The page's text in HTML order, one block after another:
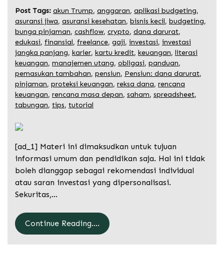
Post Tags: akun Trump, anggaran, aplikasi budgeting,
asuransi jiwa, asuransi kesehatan, bisnis kecil, budgeting,
bunga pinjaman, cashflow, crypto, dana darurat,
edukasi, finansial, freelance, gaji, investasi, investasi
jangka panjang, karier, kartu kredit, keuangan, literasi
keuangan, manajemen utang, obligasi, panduan,
pemasukan tambahan, pensiun, Pensiun: dana darurat,
pinjaman, proteksi keuangan, reksa dana, rencana
keuangan, rencana masa depan, saham, spreadsheet,
tabungan, tips, tutorial
[ad_1] Materi ini dimaksudkan untuk tujuan
informasi umum dan pendidikan saja. Hal ini tidak
boleh dianggap sebagai rekomendasi individual
atau saran investasi yang dipersonalisasi.
Sekuritas,…
Continue Reading....